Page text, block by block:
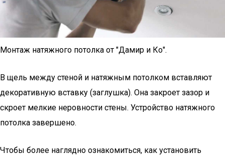
Монтаж натяжного потолка от "Дамир и Ко".
В щель между стеной и натяжным потолком вставляют
декоративную вставку (заглушка). Она закроет зазор и
скроет мелкие неровности стены. Устройство натяжного
потолка завершено.
Чтобы более наглядно ознакомиться, как установить